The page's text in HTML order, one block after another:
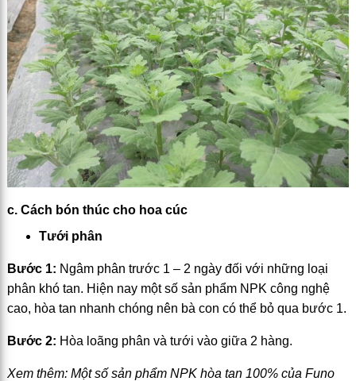
c. Cách bón thúc cho hoa cúc
Tưới phân
Bước 1: Ngâm phân trước 1 – 2 ngày đối với những loại
phân khó tan. Hiện nay một số sản phẩm NPK công nghệ
cao, hòa tan nhanh chóng nên bà con có thể bỏ qua bước 1.
Bước 2: Hòa loãng phân và tưới vào giữa 2 hàng.
Xem thêm: Một số sản phẩm NPK hòa tan 100% của Funo